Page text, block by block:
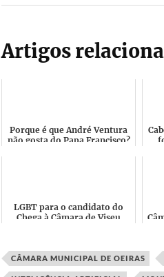
Artigos
Porque é que André Ventura
não gosta do Papa Francisco?
LGBT para o candidato do
Chega à Câmara de Viseu
CÂMARA MUNICIPAL DE OEIRAS